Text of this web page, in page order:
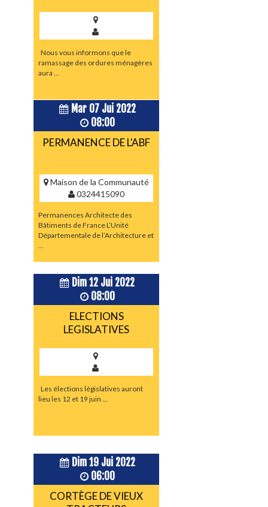
Nous vous informons que le
ramassage des ordures ménagères
aura ...
Mar 07 Jui 2022
08:00
PERMANENCE DE L'ABF
Maison de la Communauté
0324415090
Permanences Architecte des
Bâtiments de France L’Unité
Départementale de l’Architecture et
...
Dim 12 Jui 2022
08:00
ELECTIONS
LEGISLATIVES
Les élections législatives auront
lieu les 12 et 19 juin ...
Dim 19 Jui 2022
06:00
CORTÈGE DE VIEUX